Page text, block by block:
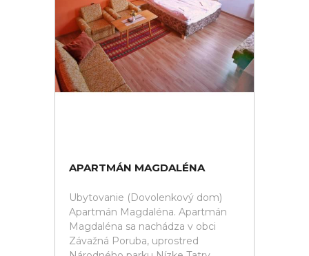
APARTMÁN MAGDALÉNA
Ubytovanie (Dovolenkový dom)
Apartmán Magdaléna. Apartmán
Magdaléna sa nachádza v obci
Závažná Poruba, uprostred